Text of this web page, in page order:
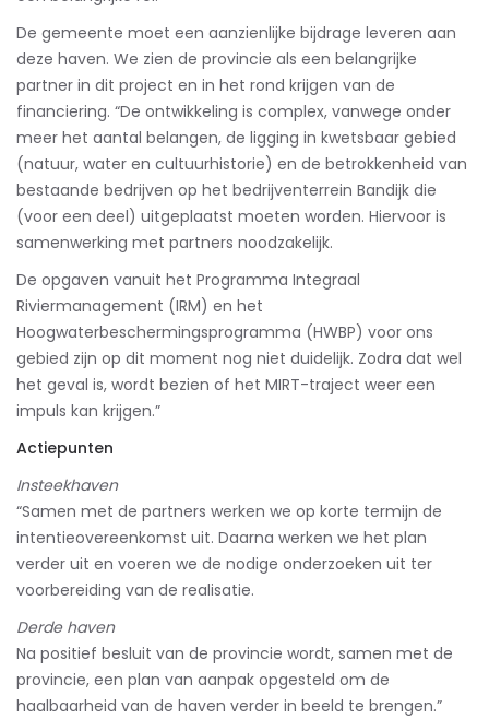
De gemeente moet een aanzienlijke bijdrage leveren aan
deze haven. We zien de provincie als een belangrijke
partner in dit project en in het rond krijgen van de
financiering. “De ontwikkeling is complex, vanwege onder
meer het aantal belangen, de ligging in kwetsbaar gebied
(natuur, water en cultuurhistorie) en de betrokkenheid van
bestaande bedrijven op het bedrijventerrein Bandijk die
(voor een deel) uitgeplaatst moeten worden. Hiervoor is
samenwerking met partners noodzakelijk.
De opgaven vanuit het Programma Integraal
Riviermanagement (IRM) en het
Hoogwaterbeschermingsprogramma (HWBP) voor ons
gebied zijn op dit moment nog niet duidelijk. Zodra dat wel
het geval is, wordt bezien of het MIRT-traject weer een
impuls kan krijgen.”
Actiepunten
Insteekhaven
“Samen met de partners werken we op korte termijn de
intentieovereenkomst uit. Daarna werken we het plan
verder uit en voeren we de nodige onderzoeken uit ter
voorbereiding van de realisatie.
Derde haven
Na positief besluit van de provincie wordt, samen met de
provincie, een plan van aanpak opgesteld om de
haalbaarheid van de haven verder in beeld te brengen.”